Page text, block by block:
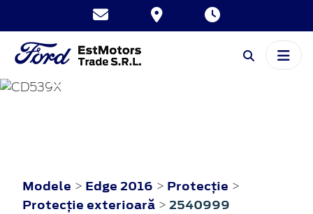
EDGE
Modele > Edge 2016 > Protecţie >
Protecţie exterioară > 2540999